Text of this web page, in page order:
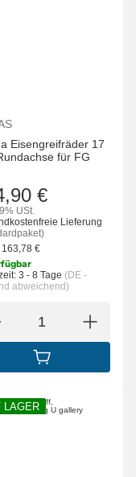
Eisengreifräder 17
für FG
€
USt.
Lieferung
163,78 €
3 - 8 Tage (DE -
abweichend)
IN DEN
LAGER